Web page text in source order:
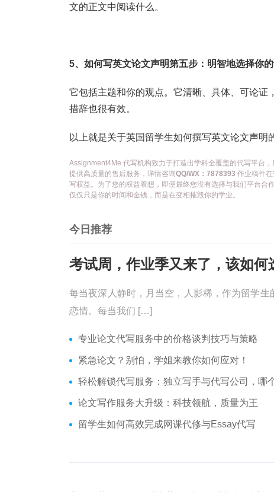
文的正文中阅读什么。
5、如何写英文论文声明第五步：明智地选择你
它包括主题和你的观点。它清晰、具体、可论
措辞也很有效。
以上就是关于英国留学生如何撰写英文论文声明
Assignment4Me 代写机构致力于打造出学科全覆盖的代写平台
提供高质量的售后服务，详情咨询QQ/WX：7878393 作业稿件
写权益。为了您的权益着想，即便最终您没有选择与我们平台合
仅仅只是你的时间和金钱，而是在变相摧毁你的学业。
今日推荐
每当夜深人静时，月当空，人影稀，作为留学
恋情。每当我们 […]
专业论文代写服务中的价格谈判技巧与策略
紧急论文？别怕，学姐来教你如何应对！
轻松解锁代写服务：独立写手与代写公司，哪个更适合你
论文写作服务大升级：科技领航，质量为王
留学生如何高效完成网课代修与Essay代写